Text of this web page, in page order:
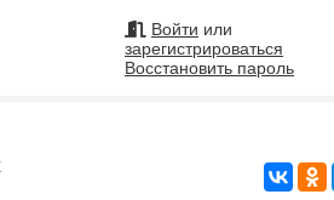
Войти или
зарегистрироваться
Восстановить пароль